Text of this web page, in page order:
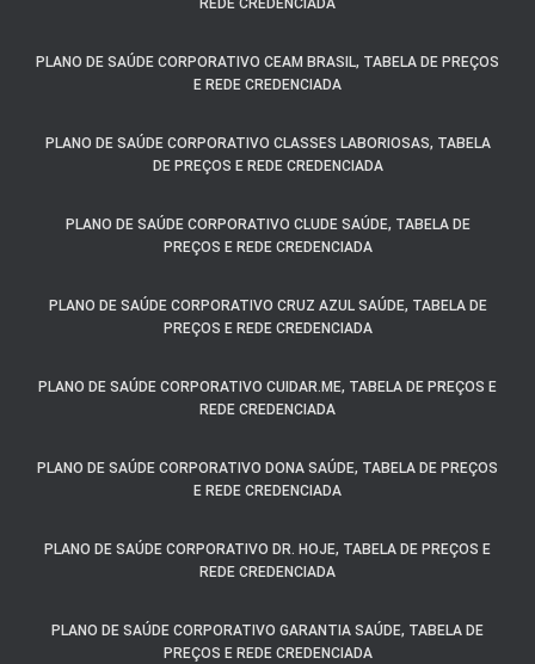
REDE CREDENCIADA
PLANO DE SAÚDE CORPORATIVO CEAM BRASIL, TABELA DE PREÇOS
E REDE CREDENCIADA
PLANO DE SAÚDE CORPORATIVO CLASSES LABORIOSAS, TABELA
DE PREÇOS E REDE CREDENCIADA
PLANO DE SAÚDE CORPORATIVO CLUDE SAÚDE, TABELA DE
PREÇOS E REDE CREDENCIADA
PLANO DE SAÚDE CORPORATIVO CRUZ AZUL SAÚDE, TABELA DE
PREÇOS E REDE CREDENCIADA
PLANO DE SAÚDE CORPORATIVO CUIDAR.ME, TABELA DE PREÇOS E
REDE CREDENCIADA
PLANO DE SAÚDE CORPORATIVO DONA SAÚDE, TABELA DE PREÇOS
E REDE CREDENCIADA
PLANO DE SAÚDE CORPORATIVO DR. HOJE, TABELA DE PREÇOS E
REDE CREDENCIADA
PLANO DE SAÚDE CORPORATIVO GARANTIA SAÚDE, TABELA DE
PREÇOS E REDE CREDENCIADA